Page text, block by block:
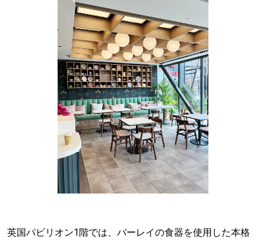
英国パビリオン1階では、バーレイの食器を使用した本格